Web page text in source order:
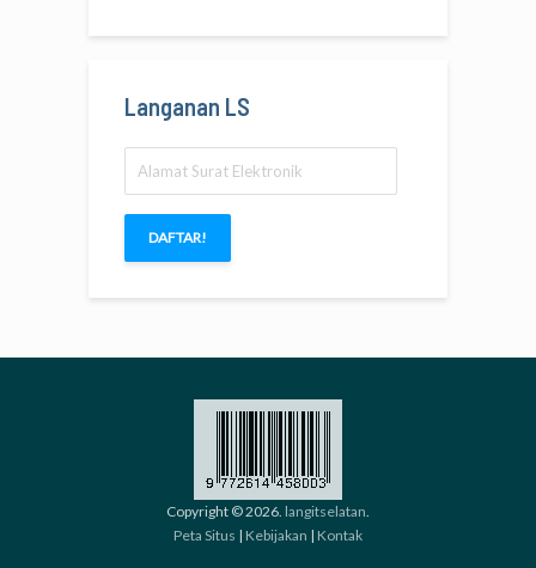
Langanan LS
Surat
Elektronik
DAFTAR!
Copyright © 2026. langitselatan
Peta Situs | Kebijakan | Kontak